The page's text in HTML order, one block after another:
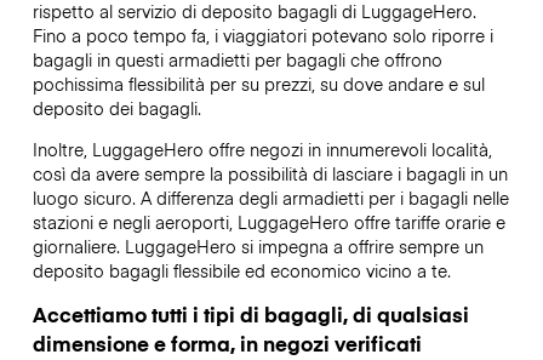
rispetto al servizio di deposito bagagli di LuggageHero.
Fino a poco tempo fa, i viaggiatori potevano solo riporre i
bagagli in questi armadietti per bagagli che offrono
pochissima flessibilità per su prezzi, su dove andare e sul
deposito dei bagagli.
Inoltre, LuggageHero offre negozi in innumerevoli località,
così da avere sempre la possibilità di lasciare i bagagli in un
luogo sicuro. A differenza degli armadietti per i bagagli nelle
stazioni e negli aeroporti, LuggageHero offre tariffe orarie e
giornaliere. LuggageHero si impegna a offrire sempre un
deposito bagagli flessibile ed economico vicino a te.
Accettiamo tutti i tipi di bagagli, di qualsiasi
dimensione e forma, in negozi verificati